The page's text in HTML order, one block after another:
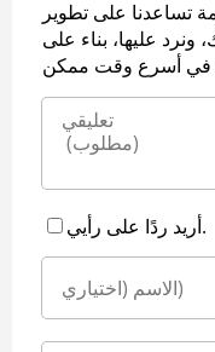
تساعدنا على تطوير
عليها، بناء على
أريد ردًا على رأيي.